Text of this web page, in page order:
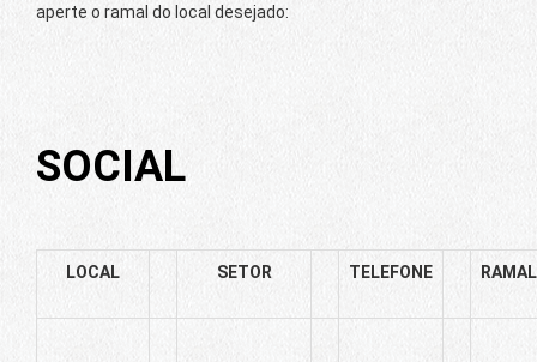
aperte o ramal do local desejado:
SOCIAL
LOCAL SETOR TELEFONE RAMAL